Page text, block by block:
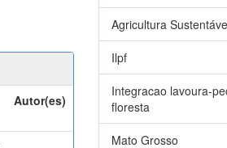
Autor(es)
Agricultura
Ilpf
Integracao lavoura-
floresta
Mato Grosso